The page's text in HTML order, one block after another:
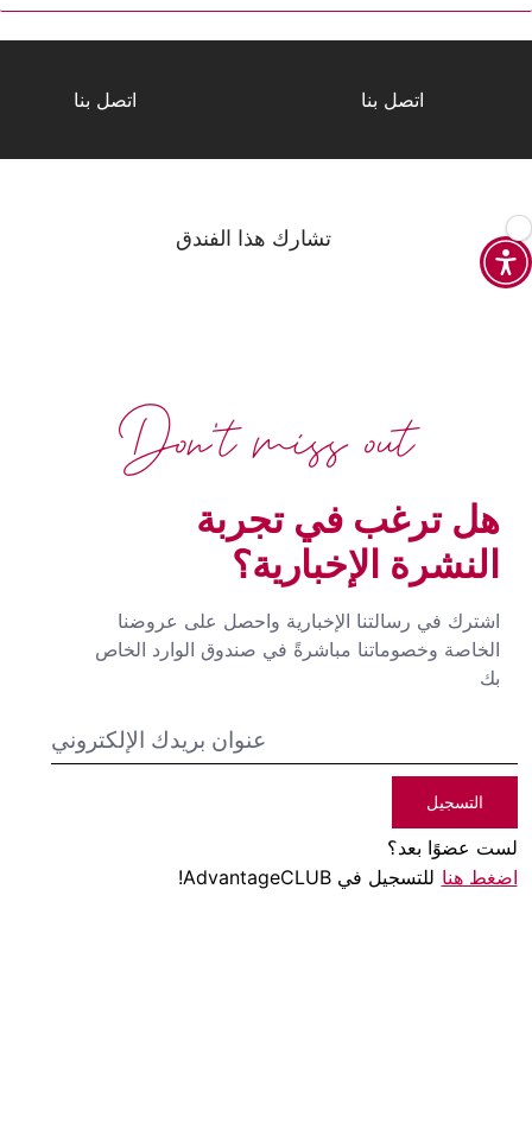
اتصل بنا اتصل بنا
تشارك هذا الفندق
هل ترغب في تجربة
النشرة الإخبارية؟
اشترك في رسالتنا الإخبارية واحصل على عروضنا
الخاصة وخصوماتنا مباشرةً في صندوق الوارد الخاص
بك
التسجيل
لست عضوًا بعد؟
اضغط هنا للتسجيل في AdvantageCLUB!
Don't miss out